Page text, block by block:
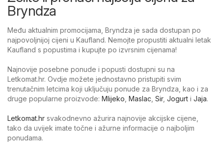
Bryndza
Među aktualnim promocijama, Bryndza je sada dostupan po
najpovoljnijoj cijeni u Kaufland. Nemojte propustiti aktualni letak
Kaufland s popustima i kupujte po izvrsnim cijenama!
Najnovije posebne ponude i popusti dostupni su na
Letkomat.hr. Ovdje možete jednostavno pristupiti svim
trenutačnim letcima koji uključuju ponude za Bryndza, kao i za
druge popularne proizvode: Mlijeko Maslac Sir, Jogurt i Jaja.
Letkomat.hr svakodnevno ažurira najnovije akcijske cijene,
tako da uvijek imate točne i ažurne informacije o najboljim
ponudama.